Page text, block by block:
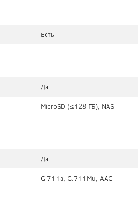
Есть
Да
MicroSD (≤128 ГБ), NAS
Да
G.711a, G.711Mu, AAC